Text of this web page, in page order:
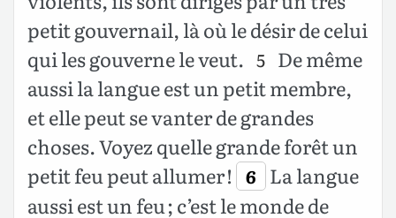
petit gouvernail, là où le désir de celui
qui les gouverne le veut. 5 De même
aussi la langue est un petit membre,
et elle peut se vanter de grandes
choses. Voyez quelle grande forêt un
petit feu peut allumer ! 6 La langue
aussi est un feu ; c’est le monde de